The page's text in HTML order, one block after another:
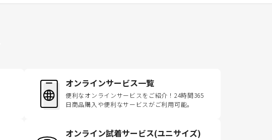
オンラインサービス一覧
便利なオンラインサービスをご紹介！24時間365
日商品購入や便利なサービスがご利用可能。
オンライン試着サービス(ユニサイズ)